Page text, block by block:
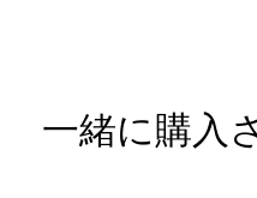
一緒に購入